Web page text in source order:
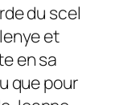
du scel
et
en sa
que pour